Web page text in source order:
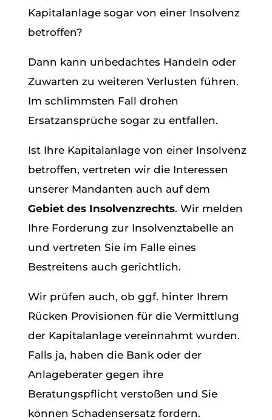
Kapitalanlage sogar von einer Insolvenz
betroffen?
Dann kann unbedachtes Handeln oder
Zuwarten zu weiteren Verlusten führen.
Im schlimmsten Fall drohen
Ersatzansprüche sogar zu entfallen.
Ist Ihre Kapitalanlage von einer Insolvenz
betroffen, vertreten wir die Interessen
unserer Mandanten auch auf dem
Gebiet des Insolvenzrechts. Wir melden
Ihre Forderung zur Insolvenztabelle an
und vertreten Sie im Falle eines
Bestreitens auch gerichtlich.
Wir prüfen auch, ob ggf. hinter Ihrem
Rücken Provisionen für die Vermittlung
der Kapitalanlage vereinnahmt wurden.
Falls ja, haben die Bank oder der
Anlageberater gegen ihre
Beratungspflicht verstoßen und Sie
können Schadensersatz fordern.